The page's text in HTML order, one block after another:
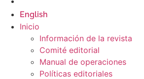
English
Inicio
Información de la revista
Comité editorial
Manual de operaciones
Políticas editoriales